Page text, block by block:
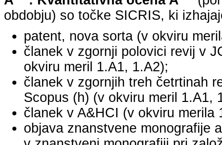
obdobju) so točke SICRIS, ki
patent, nova sorta (v okviru
članek v zgornji polovici revij v
okviru meril 1.A1, 1.A2);
članek v zgornjih treh četrtinah
Scopus (h) (v okviru meril 1.A1,
članek v A&HCI (v okviru merila
objava znanstvene monografije